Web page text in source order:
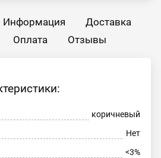
Информация
Доставка
Оплата Отзывы
коричневый
Нет
<3%